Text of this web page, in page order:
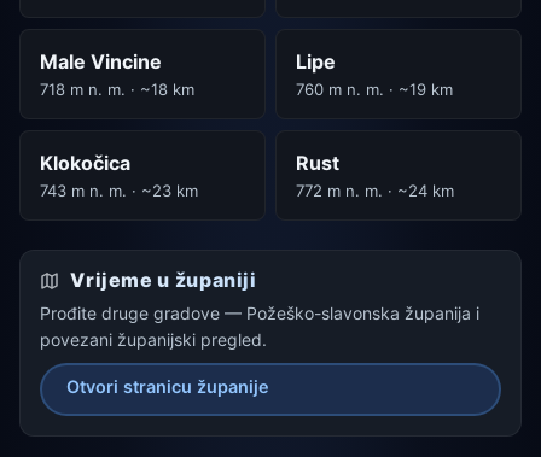
Male Vincine
718 m n. m. · ~18 km
Lipe
760 m n. m. · ~19 km
Klokočica
743 m n. m. · ~23 km
Rust
772 m n. m. · ~24 km
Vrijeme u županiji
Prođite druge gradove — Požeško-slavonska županija i
povezani županijski pregled.
Otvori stranicu županije